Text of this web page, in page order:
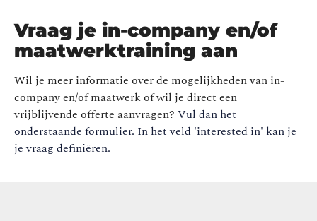
Vraag je in-company en/of
maatwerktraining aan
Wil je meer informatie over de mogelijkheden van in-
company en/of maatwerk of wil je direct een
vrijblijvende offerte aanvragen? Vul dan het
onderstaande formulier. In het veld 'interested in' kan je
je vraag definiëren.